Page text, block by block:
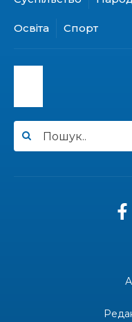
15:24
31 лип
Бахмутянка
13:33
30 лип
«Дві музи» у
Одна з
Освіта Спорт